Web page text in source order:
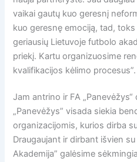
vaikai gautų kuo geresnį
kuo geresnę emociją, tad,
geriausių Lietuvoje futbolo
priekį. Kartu organizuosime
kvalifikacijos kėlimo procesus”.
Jam antrino ir FA
„Panevėžys” visada siekia
organizacijomis, kurios dirba
Draugaujant ir dirbant išvien
Akademija” galėsime